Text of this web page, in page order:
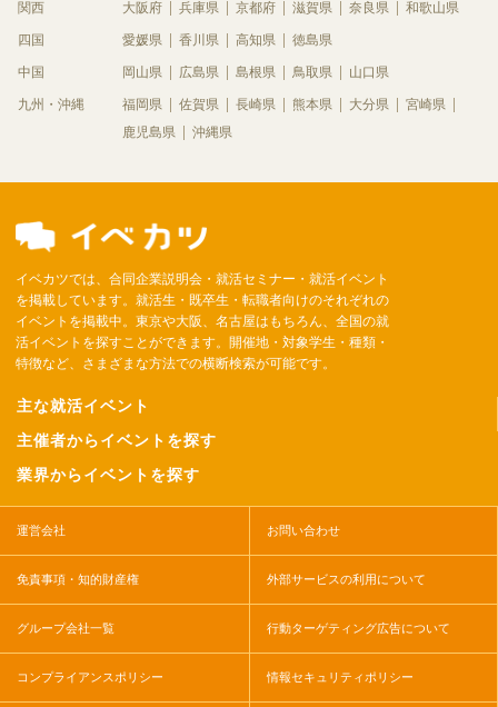
関西 大阪府 兵庫県 京都府 滋賀県 奈良県 和歌山県
四国 愛媛県 香川県 高知県 徳島県
中国 岡山県 広島県 島根県 鳥取県 山口県
九州・沖縄 福岡県 佐賀県 長崎県 熊本県 大分県
宮崎県
鹿児島県
沖縄県
イベカツでは、合同企業説明会・就活セミナー・就活イベント
を掲載しています。就活生・既卒生・転職者向けのそれぞれの
イベントを掲載中。東京や大阪、名古屋はもちろん、全国の就
活イベントを探すことができます。開催地・対象学生・種類・
特徴など、さまざまな方法での横断検索が可能です。
主な就活イベント
主催者からイベントを探す
業界からイベントを探す
運営会社 お問い合わせ
免責事項・知的財産権 外部サービスの利用について
グループ会社一覧 行動ターゲティング広告について
コンプライアンスポリシー 情報セキュリティポリシー